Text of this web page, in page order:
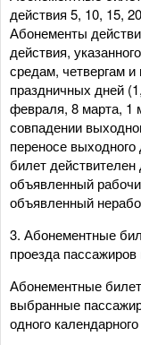
действия 5, 10, 15,
Абонементы
действия,
средам, четвергам
праздничных дней
февраля, 8 марта, 1
совпадении
переносе
билет
объявленный
объявленный
3. Абонементные
проезда
Абонементные
выбранные
одного